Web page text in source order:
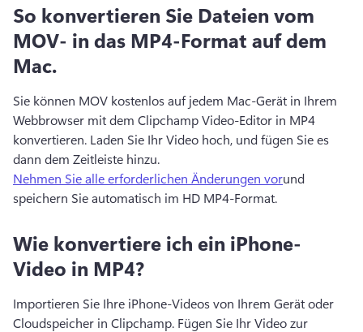
So konvertieren Sie Dateien vom
MOV- in das MP4-Format auf dem
Mac.
Sie können MOV kostenlos auf jedem Mac-Gerät in Ihrem
Webbrowser mit dem Clipchamp Video-Editor in MP4
konvertieren. Laden Sie Ihr Video hoch, und fügen Sie es
dann dem Zeitleiste hinzu.
Nehmen Sie alle erforderlichen Änderungen vorund
speichern Sie automatisch im HD MP4-Format.
Wie konvertiere ich ein iPhone-
Video in MP4?
Importieren Sie Ihre iPhone-Videos von Ihrem Gerät oder
Cloudspeicher in Clipchamp. Fügen Sie Ihr Video zur